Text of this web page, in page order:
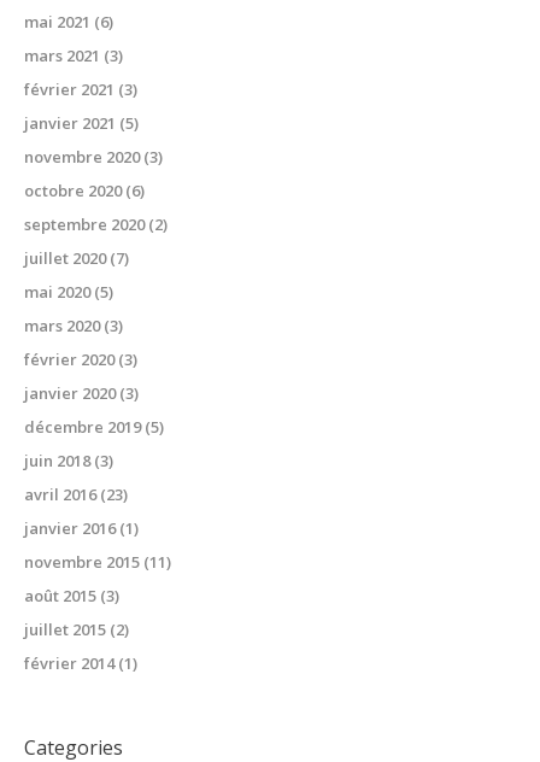
mai 2021 (6)
mars 2021 (3)
février 2021 (3)
janvier 2021 (5)
novembre 2020(3)
octobre 2020(6)
septembre 2020(2)
juillet 2020(7)
mai 2020(5)
mars 2020(3)
février 2020(3)
janvier 2020(3)
décembre 2019(5)
juin 2018(3)
avril 2016(23)
janvier 2016(1)
novembre 2015 (11)
août 2015 (3)
juillet 2015 (2)
février 2014(1)
Categories